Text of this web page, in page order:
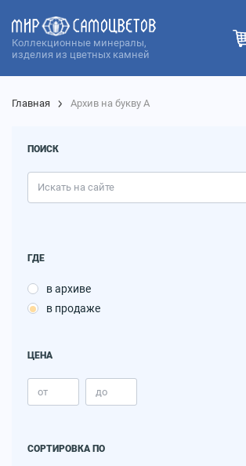
Коллекционные минералы,
изделия из цветных камней
Главная Архив на букву А
ПОИСК
ГДЕ
в архиве
в продаже
ЦЕНА
СОРТИРОВКА ПО